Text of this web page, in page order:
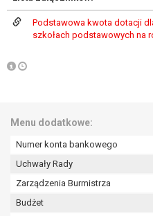
Podstawowa kwota dotacji
szkołach podstawowych na
Menu dodatkowe:
Numer konta bankowego
Uchwały Rady
Zarządzenia Burmistrza
Budżet
interesie
Z przyczyn
sprzeciwu,